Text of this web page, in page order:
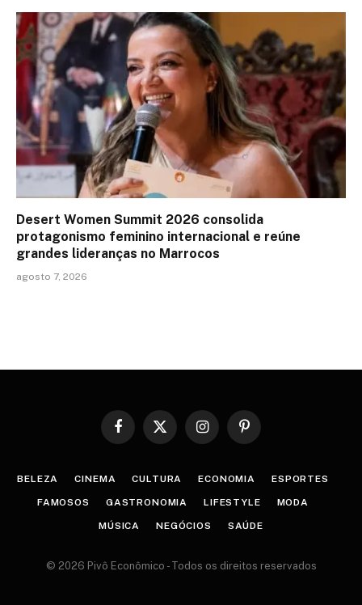
Desert Women Summit 2026 consolida
protagonismo feminino internacional e reúne
grandes lideranças no Marrocos
agosto 7, 2026
Facebook
X
InstagramPinterest
BELEZA CINEMA CULTURA ECONOMIA ESPORTES
FAMOSOS GASTRONOMIA LIFESTYLE MODA
MÚSICA NEGÓCIOS SAÚDE
© 2026 Pivô Econômico - Todos os direitos reservados